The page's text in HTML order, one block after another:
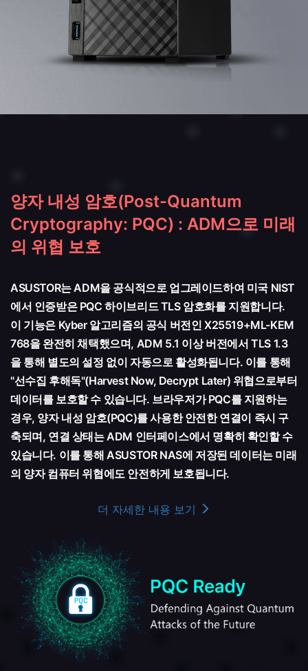
양자 내성 암호(Post-Quantum
Cryptography: PQC) : ADM으로 미래
의 위협 보호
ASUSTOR는 ADM을 공식적으로 업그레이드하여 미국 NIST
에서 인증받은 PQC 하이브리드 TLS 암호화를 지원합니다.
이 기능은 Kyber 알고리즘의 공식 버전인 X25519+ML-KEM
768을 완전히 채택했으며, ADM 5.1 이상 버전에서 TLS 1.3
을 통해 별도의 설정 없이 자동으로 활성화됩니다. 이를 통해
"선수집 후해독"(Harvest Now, Decrypt Later) 위협으로부터
데이터를 보호할 수 있습니다. 브라우저가 PQC를 지원하는
경우, 양자 내성 암호(PQC)를 사용한 안전한 연결이 즉시 구
축되며, 연결 상태는 ADM 인터페이스에서 명확히 확인할 수
있습니다. 이를 통해 ASUSTOR NAS에 저장된 데이터는 미래
의 양자 컴퓨터 위협에도 안전하게 보호됩니다.
더 자세한 내용 보기